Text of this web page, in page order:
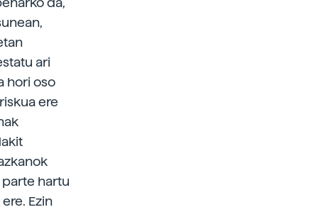
ari
hori oso
ere
parte hartu
Ezin